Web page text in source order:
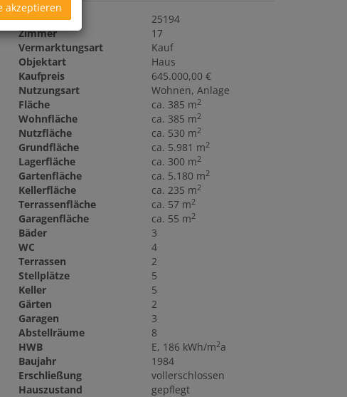
Objektnr.
25194
Zimmer
17
Vermarktungsart
Kauf
Objektart
Haus
Kaufpreis
645.000,00 €
Nutzungsart
Wohnen Anlage
Fläche
ca. 385 m2
Wohnfläche ca. 385 m2
Nutzfläche ca. 530 m2
Grundfläche ca. 5.981 m2
Lagerfläche ca. 300 m2
Gartenfläche ca. 5.180 m2
Kellerfläche ca. 235 m2
Terrassenfläche ca. 57 m2
Garagenfläche ca. 55 m2
Bäder
3
WC
4
Terrassen
2
Stellplätze
5
Keller
5
Gärten
2
Garagen
3
Abstellräume
8
HWB
E, 186 kWh/m2a
Baujahr
1984
Erschließung
vollerschlossen
Hauszustand
gepflegt
akzeptieren